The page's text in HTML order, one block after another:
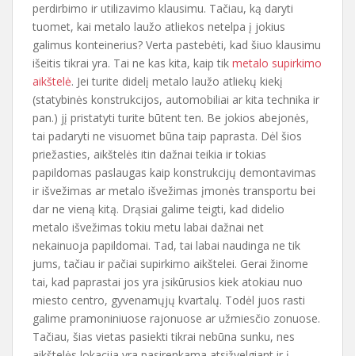
perdirbimo ir utilizavimo klausimu. Tačiau, ką daryti
tuomet, kai metalo laužo atliekos netelpa į jokius
galimus konteinerius? Verta pastebėti, kad šiuo klausimu
išeitis tikrai yra. Tai ne kas kita, kaip tik metalo supirkimo
aikštelė. Jei turite didelį metalo laužo atliekų kiekį
(statybinės konstrukcijos, automobiliai ar kita technika ir
pan.) jį pristatyti turite būtent ten. Be jokios abejonės,
tai padaryti ne visuomet būna taip paprasta. Dėl šios
priežasties, aikštelės itin dažnai teikia ir tokias
papildomas paslaugas kaip konstrukcijų demontavimas
ir išvežimas ar metalo išvežimas įmonės transportu bei
dar ne vieną kitą. Drąsiai galime teigti, kad didelio
metalo išvežimas tokiu metu labai dažnai net
nekainuoja papildomai. Tad, tai labai naudinga ne tik
jums, tačiau ir pačiai supirkimo aikštelei. Gerai žinome
tai, kad paprastai jos yra įsikūrusios kiek atokiau nuo
miesto centro, gyvenamųjų kvartalų. Todėl juos rasti
galime pramoniniuose rajonuose ar užmiesčio zonuose.
Tačiau, šias vietas pasiekti tikrai nebūna sunku, nes